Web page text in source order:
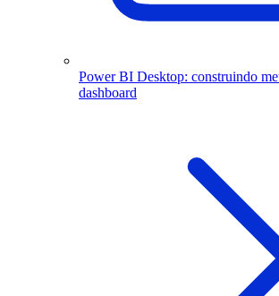
Power BI Desktop: construindo
dashboard